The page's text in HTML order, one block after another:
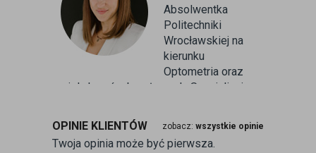
Absolwentka
Politechniki
Wrocławskiej na
kierunku
Optometria oraz
wielu kursów branżowych. Specjalizuje
kontaktologii, czyli dobieraniu
soczewek kontaktowych miękkich. Od
ponad 10 lat pracuje w branży
OPINIE KLIENTÓW zobacz: wszystkie opinie
Twoja opinia może być pierwsza.